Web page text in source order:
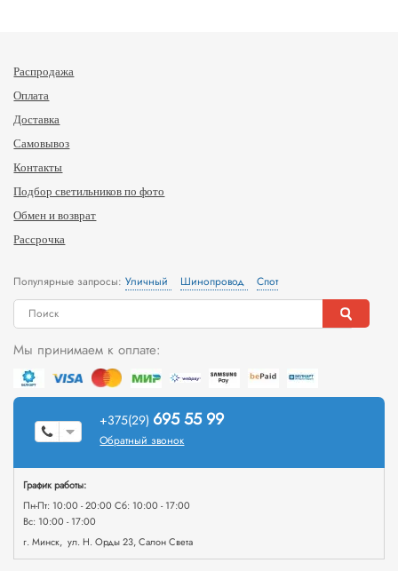
Распродажа
Оплата
Доставка
Самовывоз
Контакты
Подбор светильников по фото
Обмен и возврат
Рассрочка
Популярные запросы:Уличный Шинопровод Спот
Мы принимаем к оплате:
+375(29) 695 55 99
Обратный звонок
График работы:
Пн-Пт: 10:00 - 20:00 Сб: 10:00 - 17:00
Вс: 10:00 - 17:00
г. Минск, ул. Н. Орды 23, Салон Света